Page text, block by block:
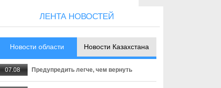
ЛЕНТА НОВОСТЕЙ
Новости области Новости Казахстана
07.08 Предупредить легче, чем вернуть